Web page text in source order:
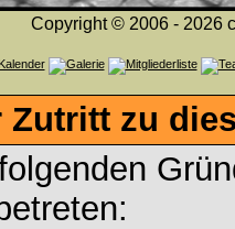
Copyright © 2006 - 2026
Zutritt zu